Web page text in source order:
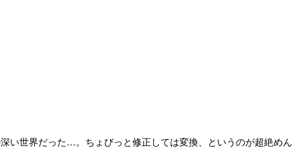
い世界だった…。ちょびっと修正しては変換、というのが超絶めん